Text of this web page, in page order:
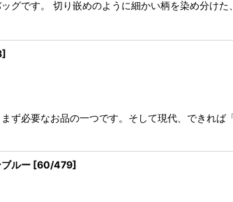
グです。 切り嵌めのように細かい柄を染め分け
]
ず必要なお品の一つです。そして現代、できれ
ルー [60/479]